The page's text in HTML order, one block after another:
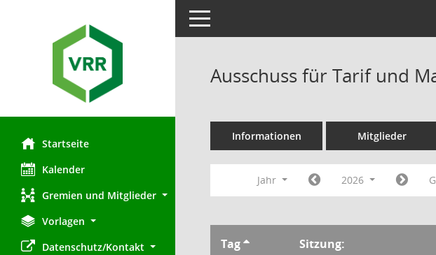
Startseite
Kalender
Gremien und Mitglieder
Vorlagen
Datenschutz/Kontakt
Toggle navigation
Ausschuss für Tarif und
Informationen Mitglieder
Jahr 2026
Tag Sitzung: